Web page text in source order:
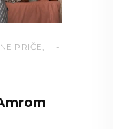
PRIČE,